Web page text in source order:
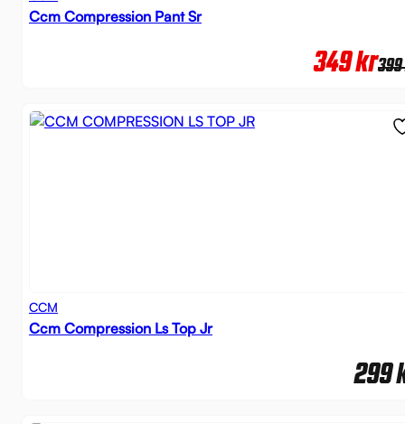
Ccm Compression Pant Sr
399
349kr
CCM
Ccm Compression Ls Top Jr
299